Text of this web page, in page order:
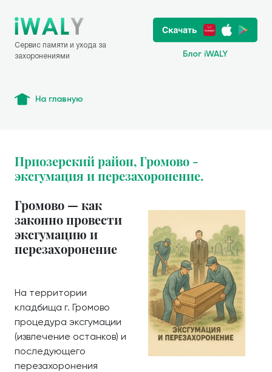
Сервис памяти и ухода за
захоронениями
Блог iWALY
На главную
Приозерский район, Громово -
эксгумация и перезахоронение.
Громово — как
законно провести
эксгумацию и
перезахоронение
На территории
кладбища г. Громово
процедура эксгумации
(извлечение останков) и
последующего
перезахоронения